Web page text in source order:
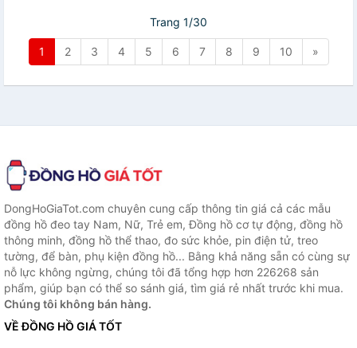
Trang 1/30
1 2 3 4 5 6 7 8 9 10 »
DongHoGiaTot.com chuyên cung cấp thông tin giá cả các mẫu
đồng hồ đeo tay Nam, Nữ, Trẻ em, Đồng hồ cơ tự động, đồng hồ
thông minh, đồng hồ thể thao, đo sức khỏe, pin điện tử, treo
tường, để bàn, phụ kiện đồng hồ... Bằng khả năng sẵn có cùng sự
nỗ lực không ngừng, chúng tôi đã tổng hợp hơn 226268 sản
phẩm, giúp bạn có thể so sánh giá, tìm giá rẻ nhất trước khi mua.
Chúng tôi không bán hàng.
VỀ ĐỒNG HỒ GIÁ TỐT